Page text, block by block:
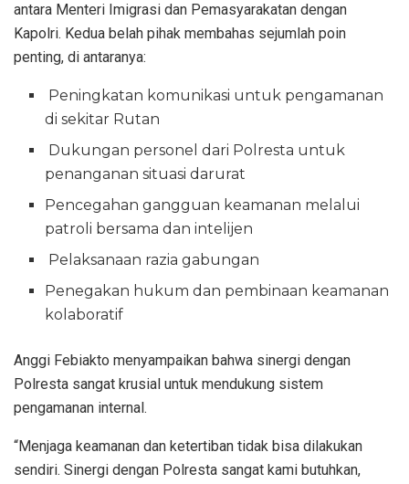
antara Menteri Imigrasi dan Pemasyarakatan dengan
Kapolri. Kedua belah pihak membahas sejumlah poin
penting, di antaranya:
Peningkatan komunikasi untuk pengamanan
di sekitar Rutan
Dukungan personel dari Polresta untuk
penanganan situasi darurat
Pencegahan gangguan keamanan melalui
patroli bersama dan intelijen
Pelaksanaan razia gabungan
Penegakan hukum dan pembinaan keamanan
kolaboratif
Anggi Febiakto menyampaikan bahwa sinergi dengan
Polresta sangat krusial untuk mendukung sistem
pengamanan internal.
“Menjaga keamanan dan ketertiban tidak bisa dilakukan
sendiri. Sinergi dengan Polresta sangat kami butuhkan,